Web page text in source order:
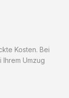
Kosten. Bei
Umzug